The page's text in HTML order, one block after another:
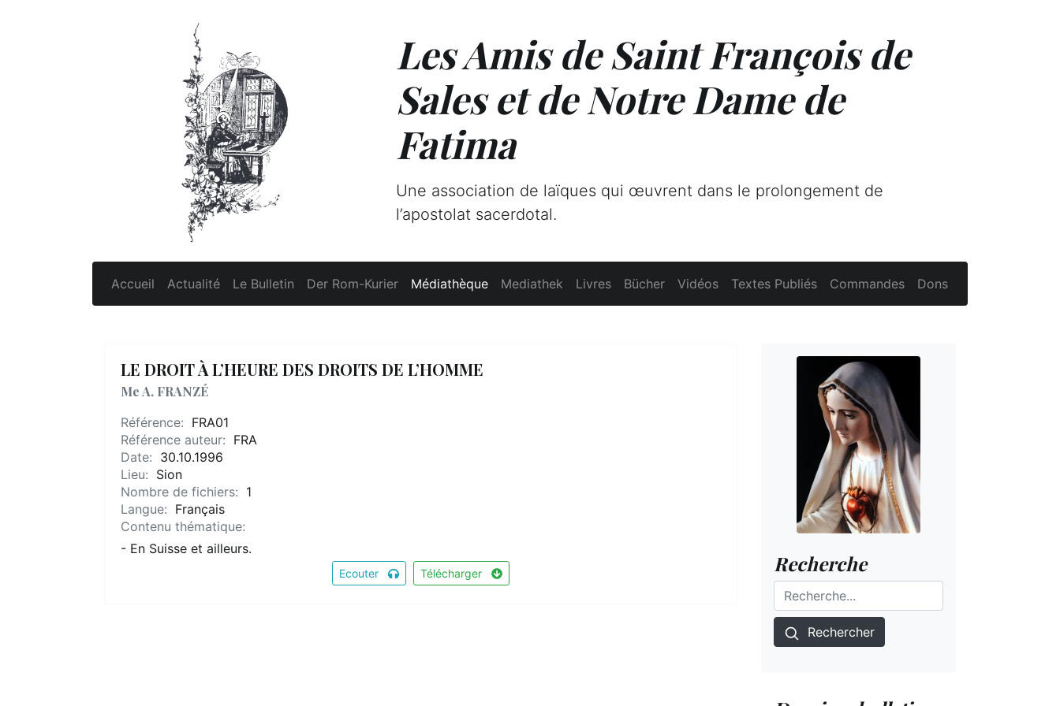
Les Amis de Saint François de
Sales et de Notre Dame de
Fatima
Une association de laïques qui œuvrent dans le prolongement de
l’apostolat sacerdotal.
Accueil Actualité Le Bulletin Der Rom-Kurier Médiathèque Mediathek Livres Bücher Vidéos Textes Publiés Commandes Dons
LE DROIT À L’HEURE DES DROITS DE L’HOMME
Me A. FRANZÉ
Référence: FRA01
Référence auteur: FRA
Date: 30.10.1996
Lieu: Sion
Nombre de fichiers: 1
Langue: Français
Contenu thématique:
- En Suisse et ailleurs.
Ecouter Télécharger Recherche
Rechercher